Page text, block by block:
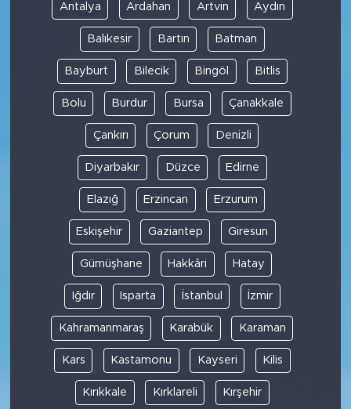
Antalya Ardahan Artvin Aydın
Balıkesir Bartın Batman
Bayburt Bilecik Bingöl Bitlis
Bolu Burdur Bursa Çanakkale
Çankırı Çorum Denizli
Diyarbakır Düzce Edirne
Elazığ Erzincan Erzurum
Eskişehir Gaziantep Giresun
Gümüşhane Hakkâri Hatay
Iğdır Isparta İstanbul İzmir
Kahramanmaraş Karabük Karaman
Kars Kastamonu Kayseri Kilis
Kırıkkale Kırklareli Kırşehir